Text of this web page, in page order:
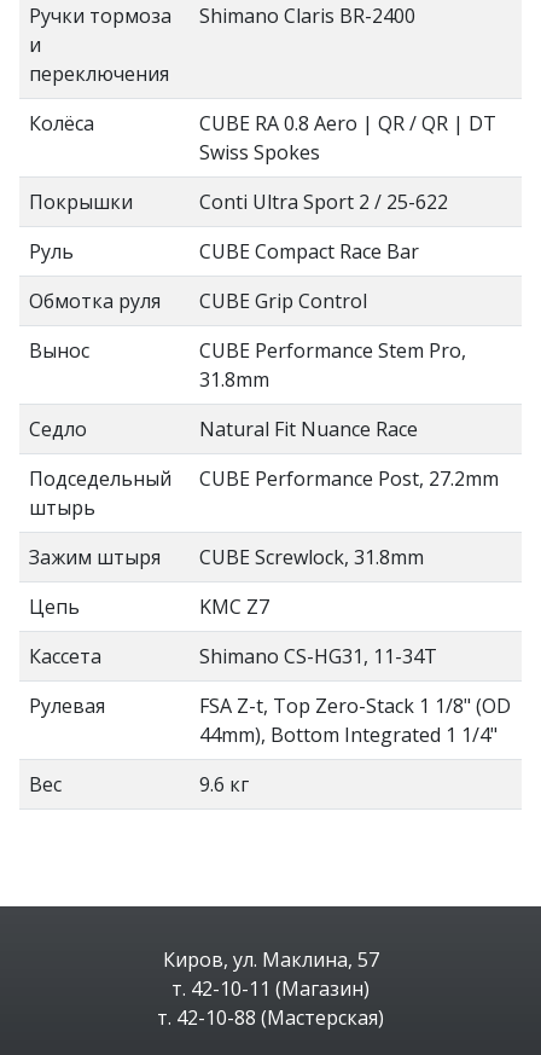
Ручки тормоза
и
переключения
Shimano Claris BR-2400
Колёса
CUBE RA 0.8 Aero | QR / QR | DT
Swiss Spokes
Покрышки
Conti Ultra Sport 2 / 25-622
Руль
CUBE Compact Race Bar
Обмотка руля
CUBE Grip Control
Вынос
CUBE Performance Stem Pro,
31.8mm
Седло
Natural Fit Nuance Race
Подседельный
штырь
CUBE Performance Post, 27.2mm
Зажим штыря
CUBE Screwlock, 31.8mm
Цепь
KMC Z7
Кассета
Shimano CS-HG31, 11-34T
Рулевая
FSA Z-t, Top Zero-Stack 1 1/8" (OD
44mm), Bottom Integrated 1 1/4"
Вес
9.6 кг
Киров, ул. Маклина, 57
т. 42-10-11 (Магазин)
т. 42-10-88 (Мастерская)